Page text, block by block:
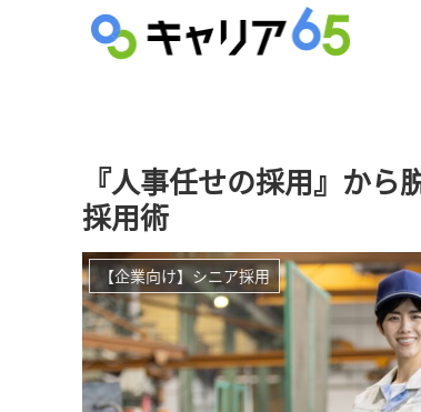
『人事任せの採用』か
採用術
【企業向け】シニア採用